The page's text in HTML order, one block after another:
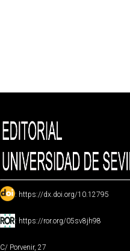
: https://dx.doi.org/10.12795
: https://ror.org/05sv8jh98
C/ Porvenir, 27